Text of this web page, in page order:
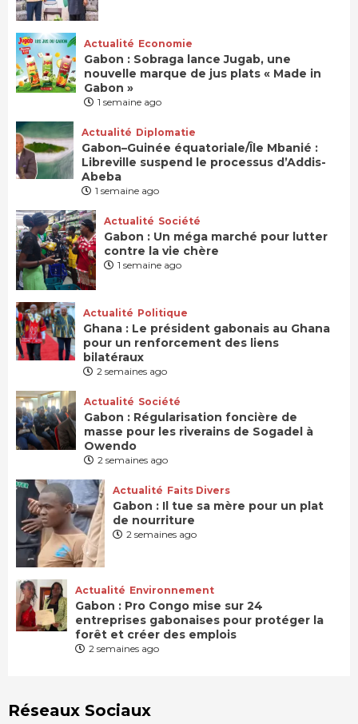
Actualité Economie
Gabon : Sobraga lance Jugab, une
nouvelle marque de jus plats « Made in
Gabon »
1 semaine ago
Actualité Diplomatie
Gabon–Guinée équatoriale/Île Mbanié :
Libreville suspend le processus d’Addis-
Abeba
1 semaine ago
Actualité Société
Gabon : Un méga marché pour lutter
contre la vie chère
1 semaine ago
Actualité Politique
Ghana : Le président gabonais au Ghana
pour un renforcement des liens
bilatéraux
2 semaines ago
Actualité Société
Gabon : Régularisation foncière de
masse pour les riverains de Sogadel à
Owendo
2 semaines ago
Actualité Faits Divers
Gabon : Il tue sa mère pour un plat
de nourriture
2 semaines ago
Actualité Environnement
Gabon : Pro Congo mise sur 24
entreprises gabonaises pour protéger la
forêt et créer des emplois
2 semaines ago
Réseaux Sociaux